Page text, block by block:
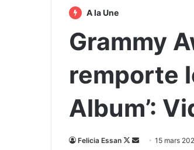
A la Une
Grammy
remporte
Album’:
Felicia Essan
Follow
Envoyer15 mars